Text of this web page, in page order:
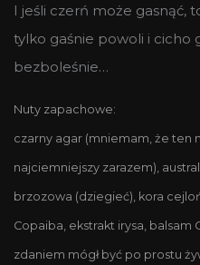
I jeśli czerń może gasnąć,
tylko gaśnie powoli i cicho
bezboleśnie…
Nuty zapachowe:
czarny agar (mniemam, że ten
najciemniejszy zarazem),
brzozowa (dziegieć), kora
Copaiba, ekstrakt irysa,
zdaniem mógł być po prostu